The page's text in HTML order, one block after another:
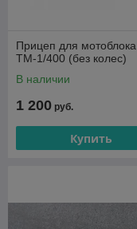
Прицеп для мотоблока
ТМ-1/400 (без колес)
В наличии
1 200 руб.
Купить